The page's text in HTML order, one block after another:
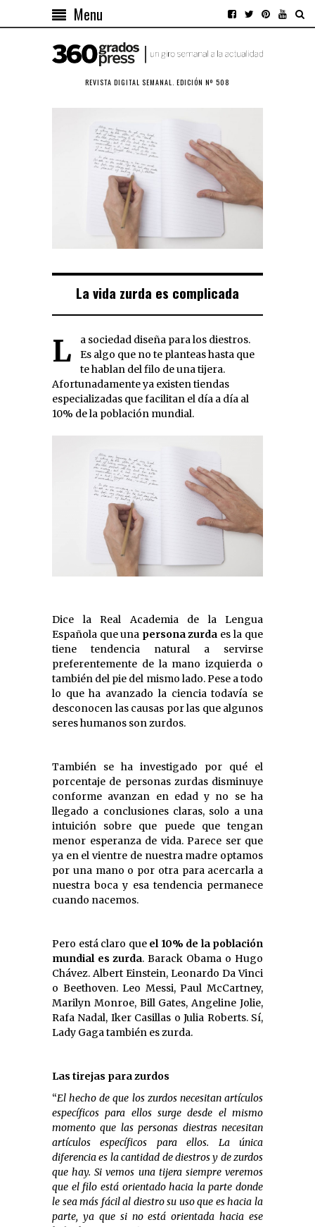
Menu
REVISTA DIGITAL SEMANAL. EDICIÓN Nº 508
La vida zurda es complicada
La sociedad diseña para los diestros.
Es algo que no te planteas hasta que
te hablan del filo de una tijera.
Afortunadamente ya existen tiendas
especializadas que facilitan el día a día al
10% de la población mundial.
Dice la Real Academia de la Lengua
Española que una persona zurda es la que
tiene tendencia natural a servirse
preferentemente de la mano izquierda o
también del pie del mismo lado. Pese a todo
lo que ha avanzado la ciencia todavía se
desconocen las causas por las que algunos
seres humanos son zurdos.
También se ha investigado por qué el
porcentaje de personas zurdas disminuye
conforme avanzan en edad y no se ha
llegado a conclusiones claras, solo a una
intuición sobre que puede que tengan
menor esperanza de vida. Parece ser que
ya en el vientre de nuestra madre optamos
por una mano o por otra para acercarla a
nuestra boca y esa tendencia permanece
cuando nacemos.
Pero está claro que el 10% de la población
mundial es zurda. Barack Obama o Hugo
Chávez. Albert Einstein, Leonardo Da Vinci
o Beethoven. Leo Messi, Paul McCartney,
Marilyn Monroe, Bill Gates, Angeline Jolie,
Rafa Nadal, Iker Casillas o Julia Roberts. Sí,
Lady Gaga también es zurda.
Las tirejas para zurdos
“El hecho de que los zurdos necesitan artículos
específicos para ellos surge desde el mismo
momento que las personas diestras necesitan
artículos específicos para ellos. La única
diferencia es la cantidad de diestros y de zurdos
que hay. Si vemos una tijera siempre veremos
que el filo está orientado hacia la parte donde
le sea más fácil al diestro su uso que es hacia la
parte, ya que si no está orientada hacia ese